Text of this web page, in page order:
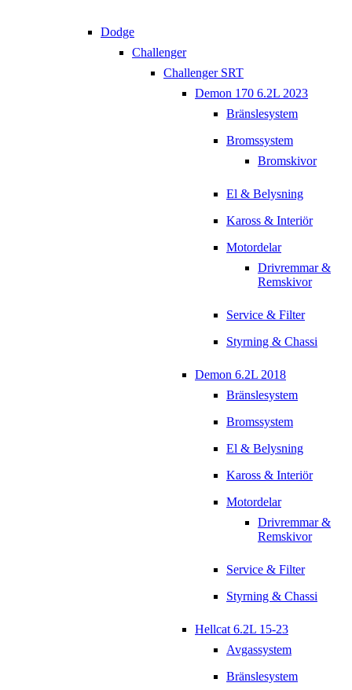
Dodge
Challenger
Challenger SRT
Demon 170 6.2L 2023
Bränslesystem
Bromssystem
Bromskivor
El & Belysning
Kaross & Interiör
Motordelar
Drivremmar &
Remskivor
Service & Filter
Styrning & Chassi
Demon 6.2L 2018
Bränslesystem
Bromssystem
El & Belysning
Kaross & Interiör
Motordelar
Drivremmar &
Remskivor
Service & Filter
Styrning & Chassi
Hellcat 6.2L 15-23
Avgassystem
Bränslesystem